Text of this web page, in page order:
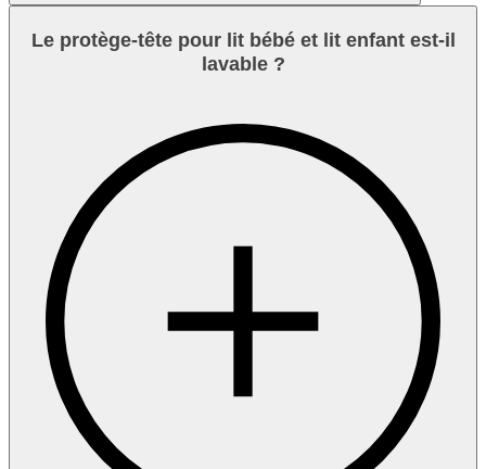
Le protège-tête pour lit bébé et lit enfant est-il
lavable ?